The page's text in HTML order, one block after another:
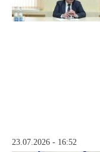
23.07.2026 - 16:52